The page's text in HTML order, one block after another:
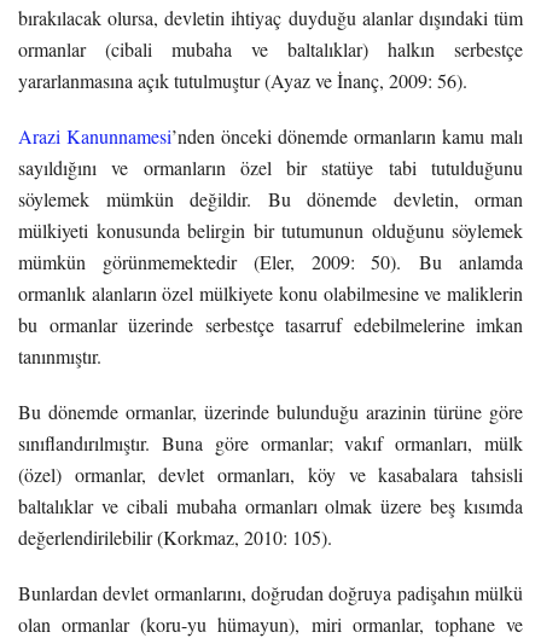
bırakılacak olursa, devletin ihtiyaç duyduğu alanlar dışındaki tüm
ormanlar (cibali mubaha ve baltalıklar) halkın serbestçe
yararlanmasına açık tutulmuştur (Ayaz ve İnanç, 2009: 56).
Arazi Kanunnamesi’nden önceki dönemde ormanların kamu malı
sayıldığını ve ormanların özel bir statüye tabi tutulduğunu
söylemek mümkün değildir. Bu dönemde devletin, orman
mülkiyeti konusunda belirgin bir tutumunun olduğunu söylemek
mümkün görünmemektedir (Eler, 2009: 50). Bu anlamda
ormanlık alanların özel mülkiyete konu olabilmesine ve maliklerin
bu ormanlar üzerinde serbestçe tasarruf edebilmelerine imkan
tanınmıştır.
Bu dönemde ormanlar, üzerinde bulunduğu arazinin türüne göre
sınıflandırılmıştır. Buna göre ormanlar; vakıf ormanları, mülk
(özel) ormanlar, devlet ormanları, köy ve kasabalara tahsisli
baltalıklar ve cibali mubaha ormanları olmak üzere beş kısımda
değerlendirilebilir (Korkmaz, 2010: 105).
Bunlardan devlet ormanlarını, doğrudan doğruya padişahın mülkü
olan ormanlar (koru-yu hümayun), miri ormanlar, tophane ve